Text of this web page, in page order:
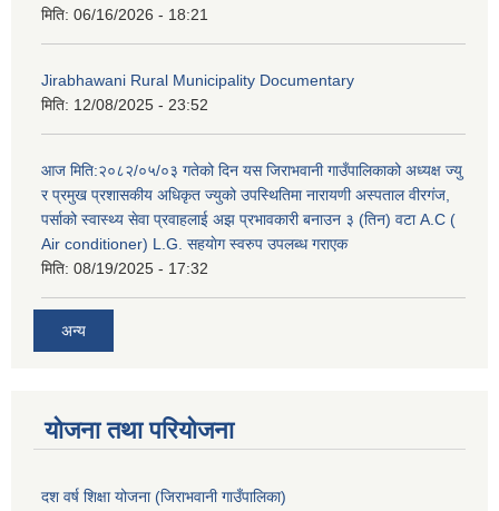
मिति: 06/16/2026 - 18:21
Jirabhawani Rural Municipality Documentary
मिति: 12/08/2025 - 23:52
आज मिति:२०८२/०५/०३ गतेको दिन यस जिराभवानी गाउँपालिकाको अध्यक्ष ज्यु
र प्रमुख प्रशासकीय अधिकृत ज्युको उपस्थितिमा नारायणी अस्पताल वीरगंज,
पर्साको स्वास्थ्य सेवा प्रवाहलाई अझ प्रभावकारी बनाउन ३ (तिन) वटा A.C (
Air conditioner) L.G. सहयाेग स्वरुप उपलब्ध गराएक
मिति: 08/19/2025 - 17:32
अन्य
योजना तथा परियोजना
दश वर्ष शिक्षा योजना (जिराभवानी गाउँपालिका)